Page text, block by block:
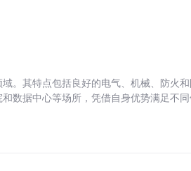
。其特点包括良好的电气、机械、防火
数据中心等场所，凭借自身优势满足不